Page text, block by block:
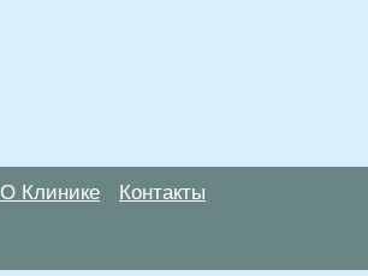
О Клинике Контакты